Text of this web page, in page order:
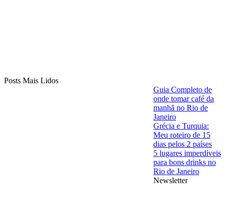
Posts Mais Lidos
Guia Completo de
onde tomar café da
manhã no Rio de
Janeiro
Grécia e Turquia:
Meu roteiro de 15
dias pelos 2 países
5 lugares imperdíveis
para bons drinks no
Rio de Janeiro
Newsletter